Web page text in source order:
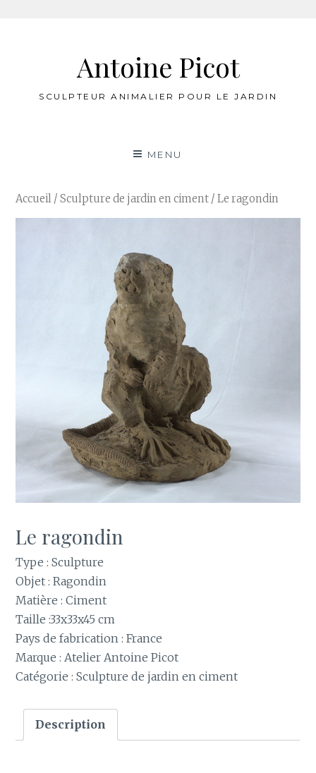
Antoine Picot
SCULPTEUR ANIMALIER POUR LE JARDIN
MENU
Accueil /Sculpture de jardin en ciment / Le ragondin
Le ragondin
Type : Sculpture
Objet : Ragondin
Matière : Ciment
Taille :33x33x45 cm
Pays de fabrication : France
Marque : Atelier Antoine Picot
Catégorie :Sculpture de jardin en ciment
Description